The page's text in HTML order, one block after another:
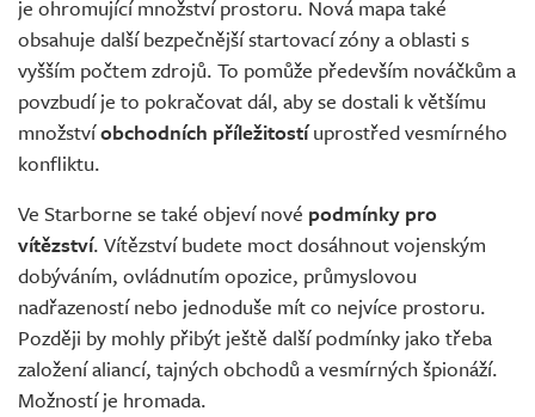
je ohromující množství prostoru. Nová mapa také
obsahuje další bezpečnější startovací zóny a oblasti s
vyšším počtem zdrojů. To pomůže především nováčkům a
povzbudí je to pokračovat dál, aby se dostali k většímu
množstvíobchodních příležitostíuprostřed vesmírného
konfliktu.
Ve Starborne se také objeví nové podmínky pro
vítězství. Vítězství budete moct dosáhnout vojenským
dobýváním, ovládnutím opozice, průmyslovou
nadřazeností nebo jednoduše mít co nejvíce prostoru.
Později by mohly přibýt ještě další podmínky jako třeba
založení aliancí, tajných obchodů a vesmírných špionáží.
Možností je hromada.